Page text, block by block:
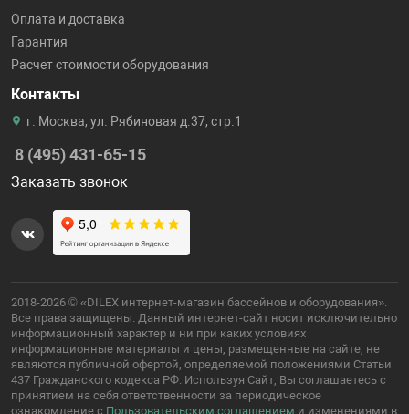
Оплата и доставка
Гарантия
Расчет стоимости оборудования
Контакты
г. Москва, ул. Рябиновая д.37, стр.1
8 (495) 431-65-15
Заказать звонок
2018-2026 © «DILEX интернет-магазин бассейнов и оборудования».
Все права защищены. Данный интернет-сайт носит исключительно
информационный характер и ни при каких условиях
информационные материалы и цены, размещенные на сайте, не
являются публичной офертой, определяемой положениями Статьи
437 Гражданского кодекса РФ. Используя Сайт, Вы соглашаетесь с
принятием на себя ответственности за периодическое
ознакомление с Пользовательским соглашением и изменениями в